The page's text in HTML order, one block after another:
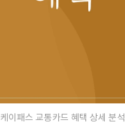
케이패스 교통카드 혜택 상세 분석